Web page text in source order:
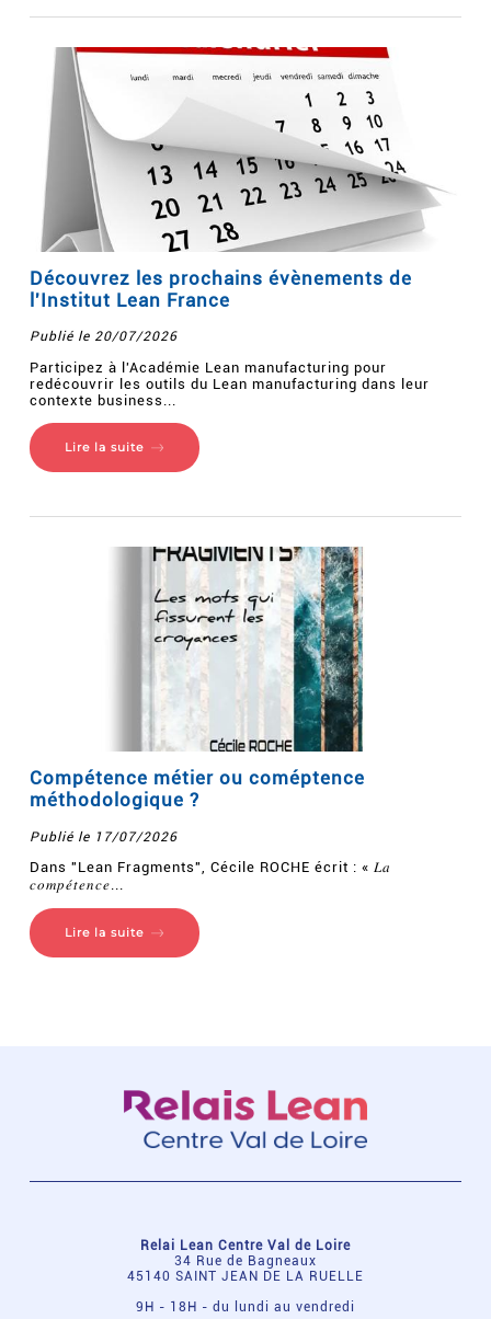
Découvrez les prochains évènements de
l'Institut Lean France
Publié le 20/07/2026
Participez à l'Académie Lean manufacturing pour
redécouvrir les outils du Lean manufacturing dans leur
contexte business...
Lire la suite
Compétence métier ou coméptence
méthodologique ?
Publié le 17/07/2026
Dans "Lean Fragments", Cécile ROCHE écrit : « 𝐿𝑎
𝑐𝑜𝑚𝑝𝑒́𝑡𝑒𝑛𝑐𝑒...
Lire la suite
Relai Lean Centre Val de Loire
34 Rue de Bagneaux
45140 SAINT JEAN DE LA RUELLE
9H - 18H - du lundi au vendredi